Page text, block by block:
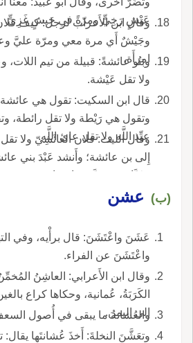
عَيْشٍ رَخِيٍّ ومرّةً في جَيشٍ غَزِيٍّ.
وجَيْشٌ أَي مرة معي ومرّة عليَّ
امرأَة.
وبَنُو عائشةً: قبيلة من تيم
ولا تقل عَيْشة.
وتقول هي رَيْطة ولا تقل رائطة،
عيِّذ اللَّه ولا تقل عائ اللَّه.
وقال الليث: فلان العائَشِيّ ولا
وعَيَّاشٌ ومُعَيَّشٌ: اسمان.
(ب) عشن
عَشَنَ واعْتَشَنَ: قال برأْيه، وفي
واعْتَشَنَ عن الفراء.
وقال ابن الأَعرابي: العاشِنُ
الكَرَبَةُ، عُمانية، وحكاها كراع
إلى اليمن.
والعُشانةُ ما يبقى في أُصول
وتعَشَّنَ النخلةَ: أَخذَ عُشانتَها يقال: